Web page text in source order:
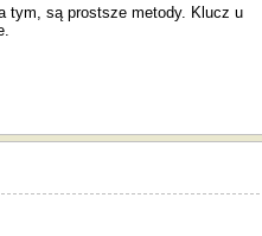
tym, są prostsze metody. Klucz u